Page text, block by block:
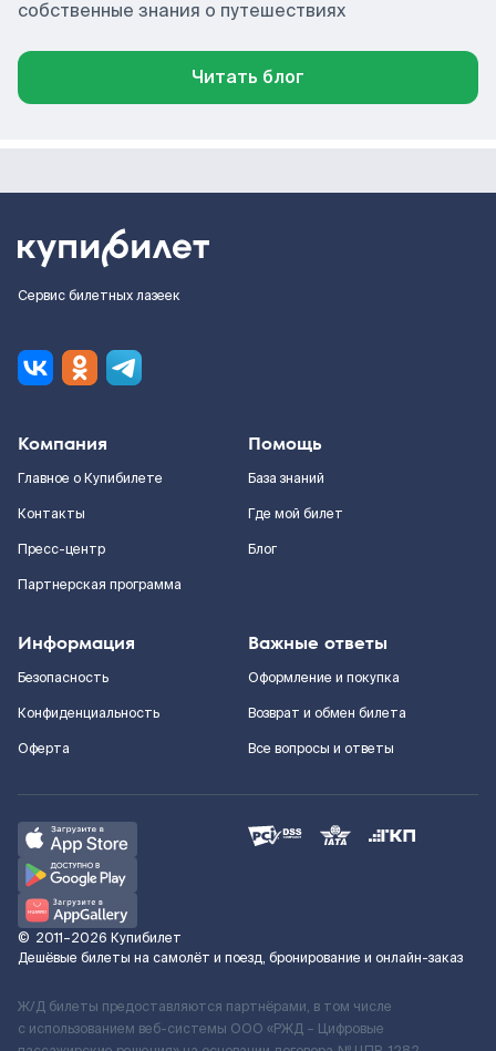
собственные знания о путешествиях
Читать блог
Сервис билетных лазеек
Компания
Главное о Купибилете
Контакты
Пресс-центр
Партнерская программа
Помощь
База знаний
Где мой билет
Блог
Информация
Безопасность
Конфиденциальность
Оферта
Важные ответы
Оформление и покупка
Возврат и обмен билета
Все вопросы и ответы
© 2011–2026 Купибилет
Дешёвые билеты на самолёт и поезд, бронирование и онлайн-заказ
Ж/Д билеты предоставляются партнёрами, в том числе
с использованием веб-системы ООО «РЖД – Цифровые